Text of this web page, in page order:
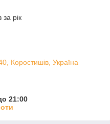
за рік
Коростишів, Україна
21:00